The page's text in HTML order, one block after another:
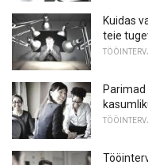
Kuidas
teie